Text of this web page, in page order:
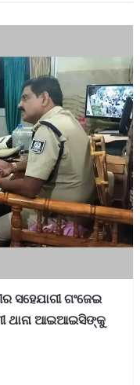
ସହେଯାଗୀ ଗଂଜେଇ
ଥାନା ଆଇଆଇସିଙ୍କୁ